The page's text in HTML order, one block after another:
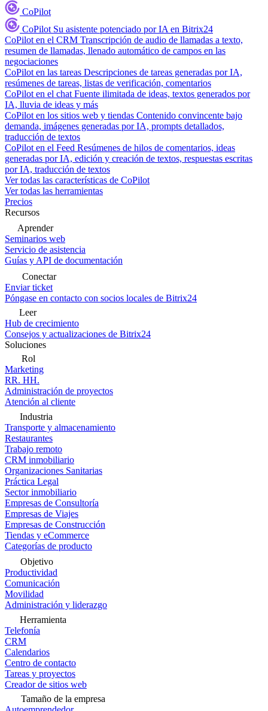
CoPilot
CoPilot Su asistente potenciado por IA en Bitrix24
CoPilot en el CRM Transcripción de audio de llamadas a texto,
resumen de llamadas, llenado automático de campos en las
negociaciones
CoPilot en las tareas Descripciones de tareas generadas por IA,
resúmenes de tareas, listas de verificación, comentarios
CoPilot en el chat Fuente ilimitada de ideas, textos generados por
IA, lluvia de ideas y más
CoPilot en los sitios web y tiendas Contenido convincente bajo
demanda, imágenes generadas por IA, prompts detallados,
traducción de textos
CoPilot en el Feed Resúmenes de hilos de comentarios, ideas
generadas por IA, edición y creación de textos, respuestas escritas
por IA, traducción de textos
Ver todas las características de CoPilot
Ver todas las herramientas
Precios
Recursos
Aprender
Seminarios web
Servicio de asistencia
Guías y API de documentación
Conectar
Enviar ticket
Póngase en contacto con socios locales de Bitrix24
Leer
Hub de crecimiento
Consejos y actualizaciones de Bitrix24
Soluciones
Rol
Marketing
RR. HH.
Administración de proyectos
Atención al cliente
Industria
Transporte y almacenamiento
Restaurantes
Trabajo remoto
CRM inmobiliario
Organizaciones Sanitarias
Práctica Legal
Sector inmobiliario
Empresas de Consultoría
Empresas de Viajes
Empresas de Construcción
Tiendas y eCommerce
Categorías de producto
Objetivo
Productividad
Comunicación
Movilidad
Administración y liderazgo
Herramienta
Telefonía
CRM
Calendarios
Centro de contacto
Tareas y proyectos
Creador de sitios web
Tamaño de la empresa